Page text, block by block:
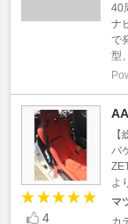
40
ナ
で
型
4
バ
よ
マ
カ